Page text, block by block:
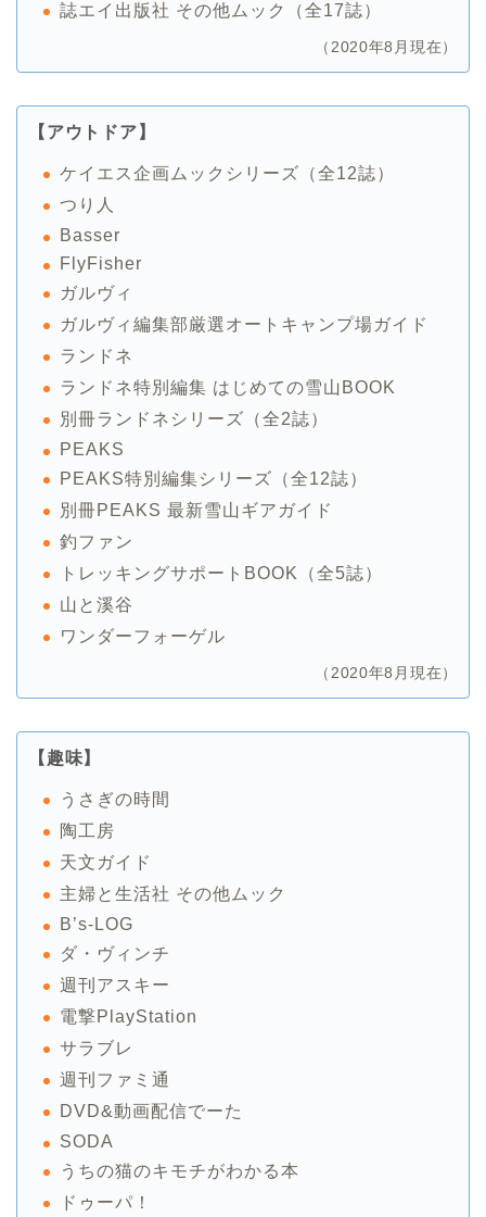
誌エイ出版社 その他ムック（全17誌）
（2020年8月現在）
【アウトドア】
ケイエス企画ムックシリーズ（全12誌）
つり人
Basser
FlyFisher
ガルヴィ
ガルヴィ編集部厳選オートキャンプ場ガイド
ランドネ
ランドネ特別編集 はじめての雪山BOOK
別冊ランドネシリーズ（全2誌）
PEAKS
PEAKS特別編集シリーズ（全12誌）
別冊PEAKS 最新雪山ギアガイド
釣ファン
トレッキングサポートBOOK（全5誌）
山と溪谷
ワンダーフォーゲル
（2020年8月現在）
【趣味】
うさぎの時間
陶工房
天文ガイド
主婦と生活社 その他ムック
B’s-LOG
ダ・ヴィンチ
週刊アスキー
電撃PlayStation
サラブレ
週刊ファミ通
DVD&動画配信でーた
SODA
うちの猫のキモチがわかる本
ドゥーパ！